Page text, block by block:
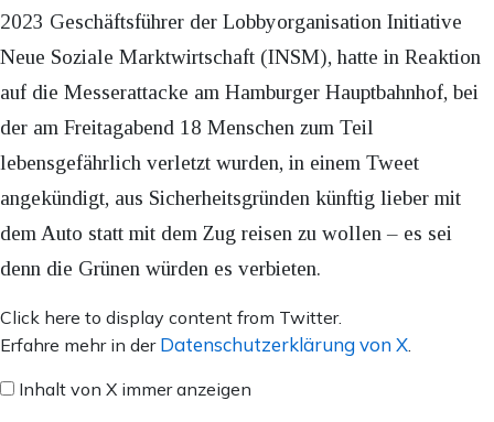
2023 Geschäftsführer der Lobbyorganisation Initiative
Neue Soziale Marktwirtschaft (INSM), hatte in Reaktion
auf die Messerattacke am Hamburger Hauptbahnhof, bei
der am Freitagabend 18 Menschen zum Teil
lebensgefährlich verletzt wurden, in einem Tweet
angekündigt, aus Sicherheitsgründen künftig lieber mit
dem Auto statt mit dem Zug reisen zu wollen – es sei
denn die Grünen würden es verbieten.
Inhalt
von
anzeigen
Click here to display content from Twitter.
Erfahre mehr in der Datenschutzerklärung von X.
Inhalt von X immer anzeigen